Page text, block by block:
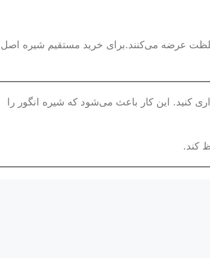
غلظت عرضه می‌کنند.برای خرید مستقیم شیره اصل
کنید. این کار باعث می‌شود که شیره انگور را
کند.